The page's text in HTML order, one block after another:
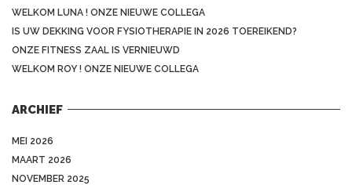
WELKOM LUNA ! ONZE NIEUWE COLLEGA
IS UW DEKKING VOOR FYSIOTHERAPIE IN 2026 TOEREIKEND?
ONZE FITNESS ZAAL IS VERNIEUWD
WELKOM ROY ! ONZE NIEUWE COLLEGA
ARCHIEF
MEI 2026
MAART 2026
NOVEMBER 2025